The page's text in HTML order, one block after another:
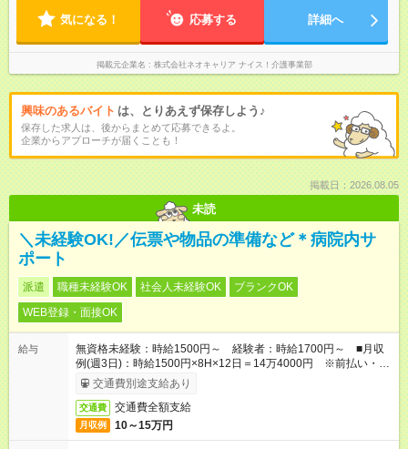
気になる！ 応募する 詳細へ
掲載元企業名 株式会社ネオキャリア ナイス！介護事業部
興味のあるバイト は、とりあえず保存しよう♪
保存した求人は、後からまとめて応募できるよ。
企業からアプローチが届くことも！
掲載日：2026.08.05
未読
＼未経験OK!／伝票や物品の準備など＊病院内サ
ポート
派遣 職種未経験OK 社会人未経験OK
ブランクOK
WEB登録・面接OK
給与
無資格未経験：時給1500円～ 経験者：時給1700円～ ■月収
例(週3日)：時給1500円×8H×12日＝14万4000円 ※前払い・日
払い・週払いOK
交通費別途支給あり
交通費 交通費全額支給
月収例 10～15万円